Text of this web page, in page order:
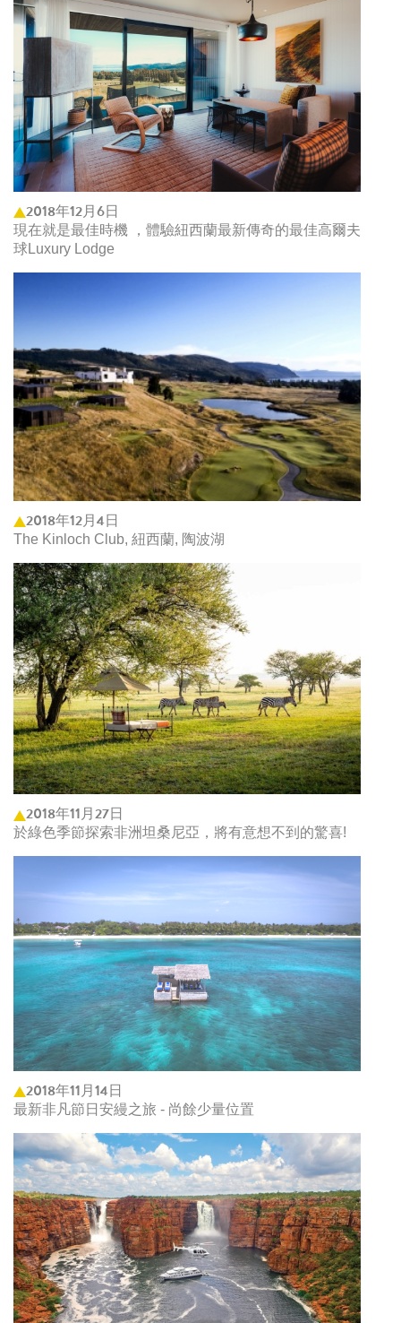
2018年12月6日
現在就是最佳時機 ，體驗紐西蘭最新傳奇的最佳高爾夫
球Luxury Lodge
2018年12月4日
The Kinloch Club, 紐西蘭, 陶波湖
2018年11月27日
於綠色季節探索非洲坦桑尼亞，將有意想不到的驚喜!
2018年11月14日
最新非凡節日安縵之旅 - 尚餘少量位置